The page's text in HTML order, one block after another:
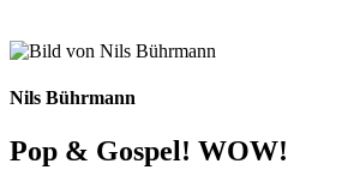
Nils Bührmann
Pop & Gospel! WOW!